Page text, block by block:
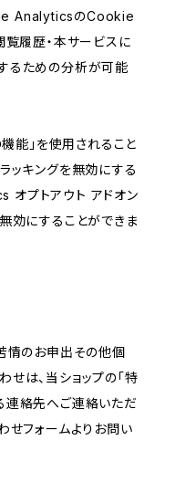
AnalyticsのCookie
覧履歴・本サービスに
るための分析が可能
能」を使用されること
ッキングを無効にする
オプトアウト アドオン
効にすることができま
情のお申出その他個
は、当ショップの「特
連絡先へご連絡いただ
せフォームよりお問い